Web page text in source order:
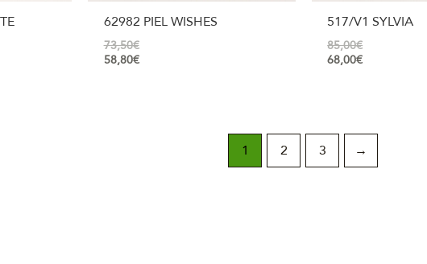
62982 PIEL WISHES
73,50€
58,80€
517/V1 SYLVIA
85,00€
68,00€
1 2 3 →